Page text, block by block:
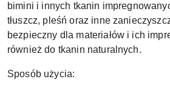
bimini i innych tkanin
tłuszcz, pleśń oraz inne
bezpieczny dla materiałów i ich
również do tkanin naturalnych.
Sposób użycia: